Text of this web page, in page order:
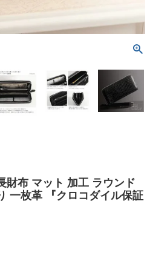
財布 マット 加工 ラウンド
一枚革 『クロコダイル保証